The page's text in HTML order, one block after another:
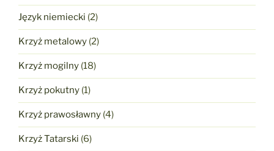
Język niemiecki (2)
Krzyż metalowy (2)
Krzyż mogilny (18)
Krzyż pokutny (1)
Krzyż prawosławny (4)
Krzyż Tatarski (6)